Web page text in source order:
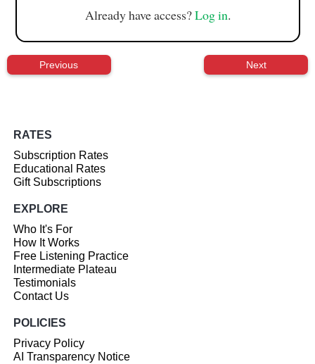
Already have access?Log in.
Previous Next
RATES
Subscription Rates
Educational Rates
Gift Subscriptions
EXPLORE
Who It's For
How It Works
Free Listening Practice
Intermediate Plateau
Testimonials
Contact Us
POLICIES
Privacy Policy
AI Transparency Notice